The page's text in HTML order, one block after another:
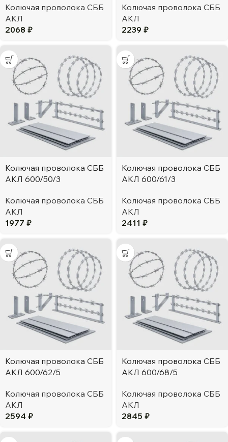
Колючая проволока СББ
АКЛ
2068 ₽
Колючая проволока СББ
АКЛ
2239 ₽
Колючая проволока СББ
АКЛ 600/50/3
Колючая проволока СББ
АКЛ
1977 ₽
Колючая проволока СББ
АКЛ 600/61/3
Колючая проволока СББ
АКЛ
2411 ₽
Колючая проволока СББ
АКЛ 600/62/5
Колючая проволока СББ
АКЛ
2594 ₽
Колючая проволока СББ
АКЛ 600/68/5
Колючая проволока СББ
АКЛ
2845 ₽